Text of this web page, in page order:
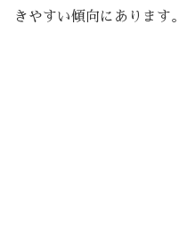
きやすい傾向にあります。